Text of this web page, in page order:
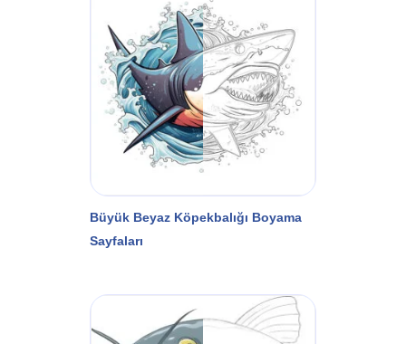
Büyük Beyaz Köpekbalığı Boyama
Sayfaları